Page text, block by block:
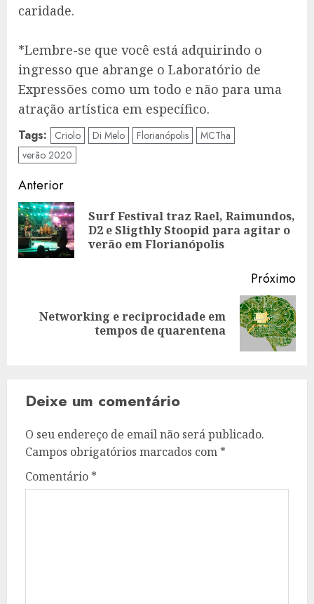
caridade.
*Lembre-se que você está adquirindo o
ingresso que abrange o Laboratório de
Expressões como um todo e não para uma
atração artística em específico.
Tags: Criolo Di Melo Florianópolis
MCTha
verão 2020
Navegação
de
artigos
Anterior
Surf Festival traz Rael, Raimundos,
D2 e Sligthly Stoopid para agitar o
verão em Florianópolis
Próximo
Artigo
Networking e reciprocidade em
tempos de quarentena
Deixe um comentário
O seu endereço de email não será publicado.
Campos obrigatórios marcados com *
Comentário *